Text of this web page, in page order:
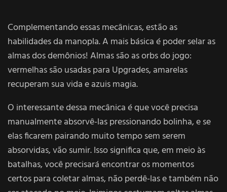
Complementando essas mecânicas, estão as
habilidades da manopla. A mais básica é poder selar as
almas dos demônios! Almas são as orbs do jogo:
vermelhas são usadas para Upgrades, amarelas
recuperam sua vida e azuis magia.
O interessante dessa mecânica é que você precisa
manualmente absorvê-las pressionando bolinha, e se
elas ficarem pairando muito tempo sem serem
absorvidas, vão sumir. Isso significa que, em meio às
batalhas, você precisará encontrar os momentos
certos para coletar almas, não perdê-las e também não